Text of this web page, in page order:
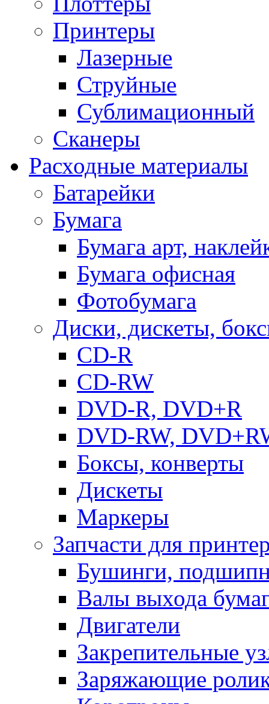
Принтеры
Лазерные
Струйные
Сублимационный
Сканеры
Расходные материалы
Батарейки
Бумага
Бумага арт,
Бумага офисная
Фотобумага
Диски, дискеты,
CD-R
CD-RW
DVD-R, DVD+R
DVD-RW,
Боксы, конверты
Дискеты
Маркеры
Запчасти для
Бушинги,
Валы выхода
Двигатели
Закрепительные
Заряжающие